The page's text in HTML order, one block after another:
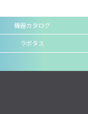
機器カタログ
ラボタス